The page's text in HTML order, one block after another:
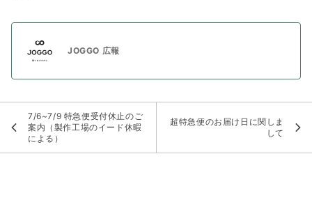
JOGGO 広報
7/6~7/9 特急便受付休止のご
案内（製作工場のイード休暇
による）
超特急便のお届け日に関しま
して